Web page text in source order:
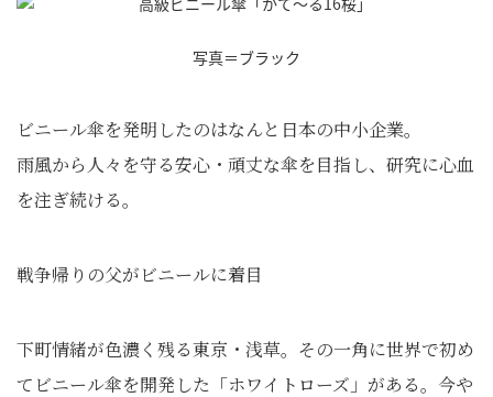
写真＝ブラック
ビニール傘を発明したのはなんと日本の中小企業。
雨風から人々を守る安心・頑丈な傘を目指し、研究に心血
を注ぎ続ける。
戦争帰りの父がビニールに着目
下町情緒が色濃く残る東京・浅草。その一角に世界で初め
てビニール傘を開発した「ホワイトローズ」がある。今や